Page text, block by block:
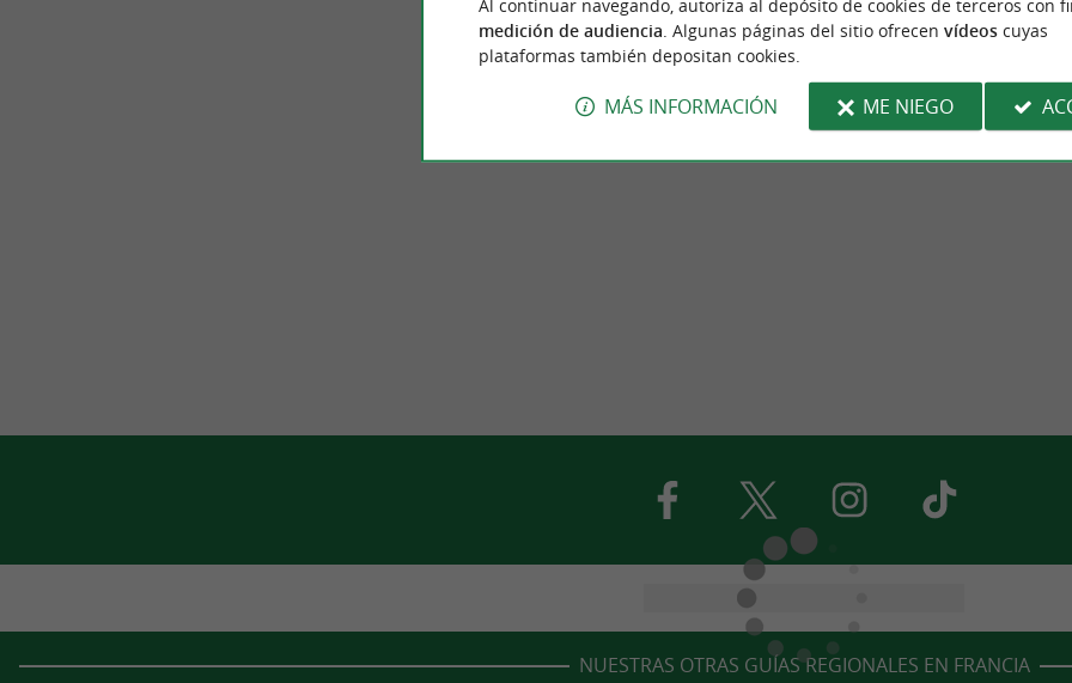
NUESTRAS OTRAS GUÍAS REGIONALES EN FRANCIA
Al continuar navegando, autoriza al depósito de cookies de terceros con
medición de audiencia . Algunas páginas del sitio ofrecen vídeoscuyas
plataformas también depositan cookies.
MÁS INFORMACIÓN ME NIEGO